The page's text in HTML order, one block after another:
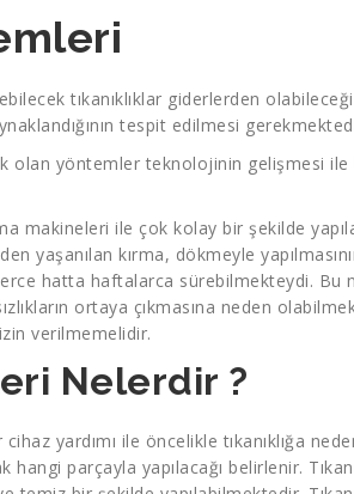
tıkanıklıklar giderlerden
tespit edilmesi
olan yöntemler teknolojinin gelişmesi
makineleri ile çok kolay bir şekilde
yaşanılan kırma, dökmeyle
hatta haftalarca sürebilmekteydi.
ortaya çıkmasına neden
verilmemelidir.
Nelerdir ?
cihaz yardımı ile öncelikle tıkanıklığa
parçayla yapılacağı belirlenir.